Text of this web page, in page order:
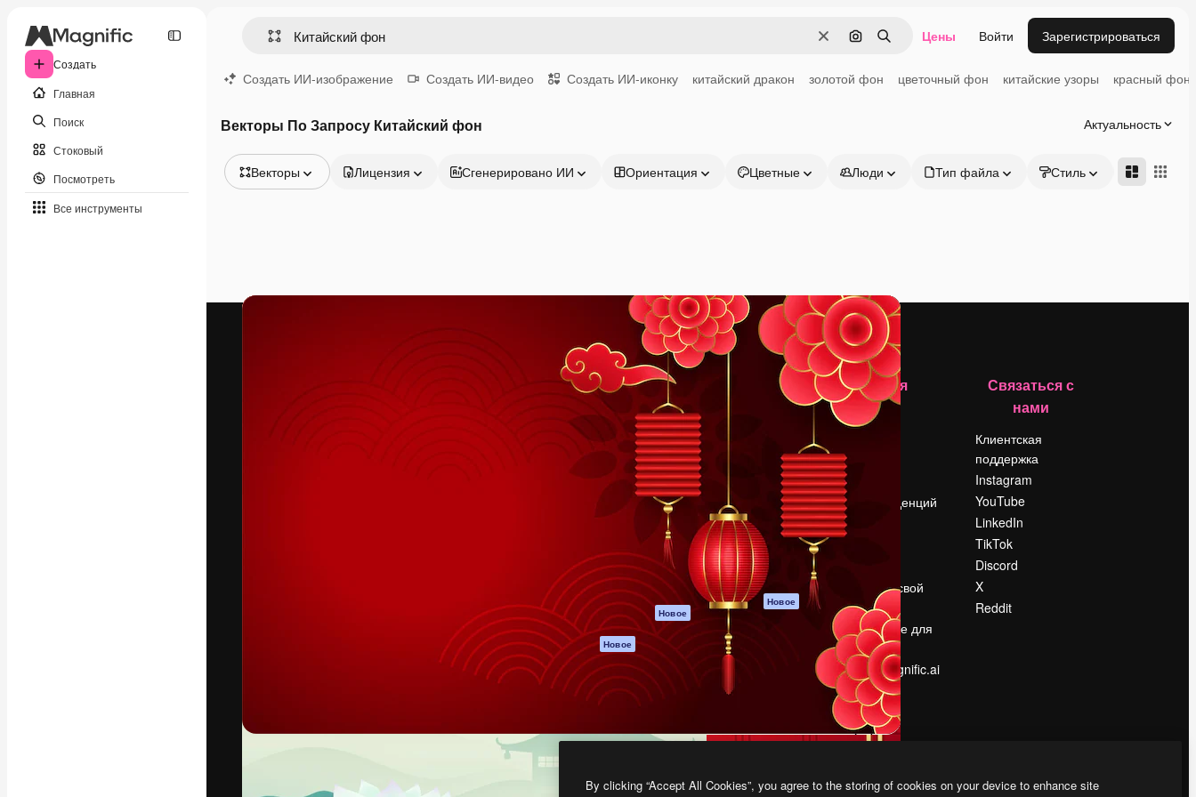
Создать
Главная
Поиск
Стоковый
Посмотреть
Все инструменты
ОчиститьПоиск по изображению
Поиск Цены Войти Зарегистрироваться
Создать ИИ-изображение Создать ИИ-видео Создать ИИ-иконку китайский дракон золотой фон цветочный фон китайские узоры красный фон
Векторы По Запросу Китайский фон Актуальность
Векторы
Видео
Лицензия Сгенерировано ИИ Ориентация Цветные Люди Тип файла Стиль Адвансд
Креативная платформа для создания
Продукция
Spaces
ИИ-помощник
Генератор
изображений ИИ
Генератор видео
Генератор голоса
на основе ИИ
Стоковый контент
MCP для
Claude/ChatGPT
Новое
Агенты Новое
API
Мобильное
приложение
Magnific
Начать
Academy
Документация по
Пакету ИИ
Служба
поддержки
Условия и
положения
Политика
конфиденциальности
Оригиналы
Новое
Политика файлов
cookie
Центр доверия
Партнеры
Компания
Цены
Reviews
Вакансии
Поиск тенденций
Блог
Продайте свой
контент
Помещение для
прессы
Ищете magnific.ai
Связаться с
нами
Клиентская
поддержка
Instagram
YouTube
LinkedIn
TikTok
Discord
X
Reddit
By clicking “Accept All Cookies”, you agree to the storing of cookies on your device to enhance site